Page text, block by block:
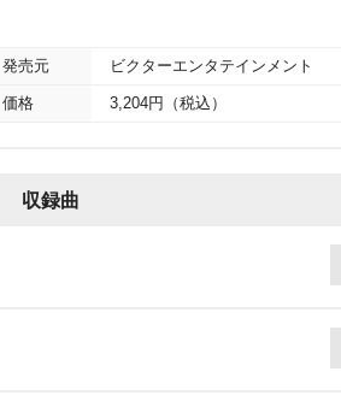
発売元 ビクターエンタテインメント
価格 3,204円（税込）
収録曲